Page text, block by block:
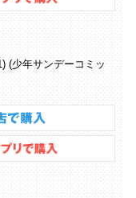
(少年サンデーコミッ